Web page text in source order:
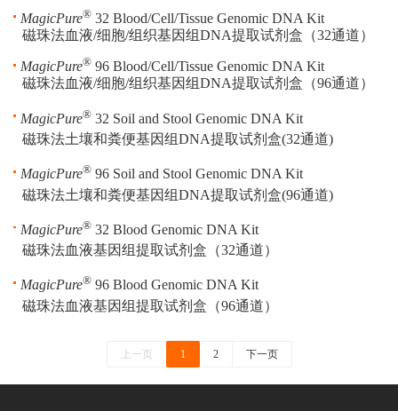
MagicPure® 32 Blood/Cell/Tissue Genomic DNA Kit
磁珠法血液/细胞/组织基因组DNA提取试剂盒（32通道）
MagicPure® 96 Blood/Cell/Tissue Genomic DNA Kit
磁珠法血液/细胞/组织基因组DNA提取试剂盒（96通道）
MagicPure® 32 Soil and Stool Genomic DNA Kit
磁珠法土壤和粪便基因组DNA提取试剂盒(32通道)
MagicPure® 96 Soil and Stool Genomic DNA Kit
磁珠法土壤和粪便基因组DNA提取试剂盒(96通道)
MagicPure® 32 Blood Genomic DNA Kit
磁珠法血液基因组提取试剂盒（32通道）
MagicPure® 96 Blood Genomic DNA Kit
磁珠法血液基因组提取试剂盒（96通道）
上一页 1 2 下一页